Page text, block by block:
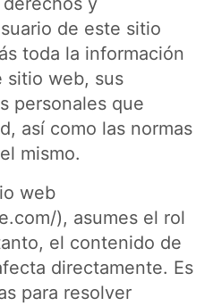
de este sitio
toda la información
sitio web, sus
personales que
así como las normas
mismo.
web
), asumes el rol
el contenido de
directamente. Es
para resolver